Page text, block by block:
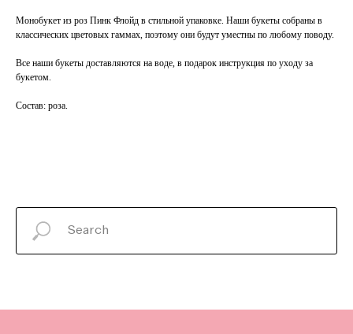
Монобукет из роз Пинк Флойд в стильной упаковке. Наши букеты собраны в
классических цветовых гаммах, поэтому они будут уместны по любому поводу.
Все наши букеты доставляются на воде, в подарок инструкция по уходу за
букетом.
Состав: роза.